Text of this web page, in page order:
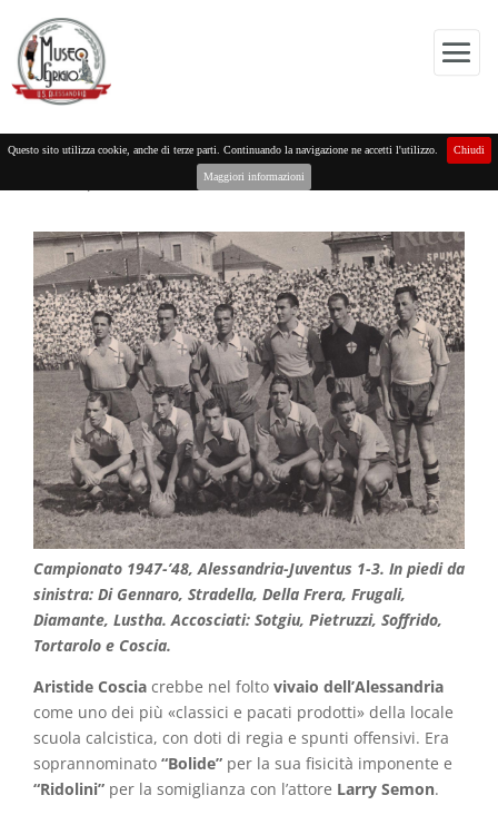
Questo sito utilizza cookie, anche di terze parti. Continuando la navigazione ne accetti l'utilizzo. Chiudi
Maggiori informazioni
UN “BOLIDE” PER L’ALESSANDRIA
martedì, 28 Dicembre 2021
Campionato 1947-’48, Alessandria-Juventus 1-3. In piedi da
sinistra: Di Gennaro, Stradella, Della Frera, Frugali,
Diamante, Lustha. Accosciati: Sotgiu, Pietruzzi, Soffrido,
Tortarolo e Coscia.
Aristide Coscia crebbe nel folto vivaio dell’Alessandria
come uno dei più «classici e pacati prodotti» della locale
scuola calcistica, con doti di regia e spunti offensivi. Era
soprannominato “Bolide” per la sua fisicità imponente e
“Ridolini” per la somiglianza con l’attore Larry Semon.